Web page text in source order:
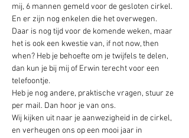
mij, 6 mannen gemeld voor de gesloten cirkel.
En er zijn nog enkelen die het overwegen.
Daar is nog tijd voor de komende weken, maar
het is ook een kwestie van, if not now, then
when? Heb je behoefte om je twijfels te delen,
dan kun je bij mij of Erwin terecht voor een
telefoontje.
Heb je nog andere, praktische vragen, stuur ze
per mail. Dan hoor je van ons.
Wij kijken uit naar je aanwezigheid in de cirkel,
en verheugen ons op een mooi jaar in